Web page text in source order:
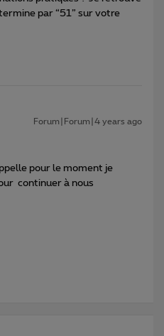
par “51” sur votre
Forum|Forum|4 years ago
pour le moment je
continuer à nous